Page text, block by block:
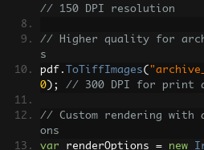
// 150 DPI resolution
// Higher quality for
s
pdf . ToTiffImages(
0 ); // 300 DPI for print
// Custom rendering with
ons
var renderOptions = new